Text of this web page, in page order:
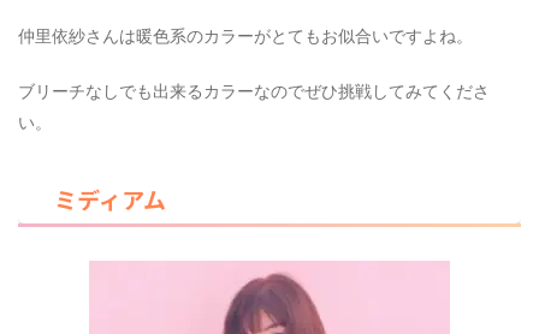
仲里依紗さんは暖色系のカラーがとてもお似合いですよね。
ブリーチなしでも出来るカラーなのでぜひ挑戦してみてくださ
い。
ミディアム